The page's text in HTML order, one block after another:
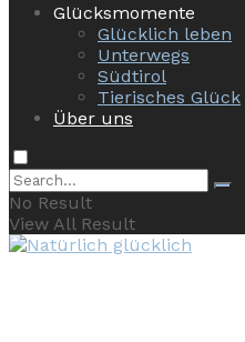
Glücksmomente
Glücklich leben
Unterwegs
Südtirol
Tierisches Glück
Über uns
No Result
View All Result